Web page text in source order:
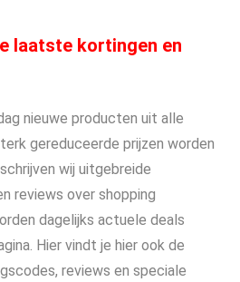
laatste kortingen en
nieuwe producten uit alle
gereduceerde prijzen worden
wij uitgebreide
reviews over shopping
dagelijks actuele deals
Hier vindt je hier ook de
reviews en speciale